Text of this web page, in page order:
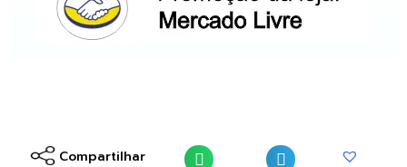
Compartilhar